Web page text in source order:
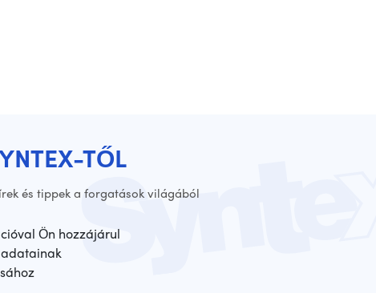
TŐL
és tippek a forgatások világából
Ön hozzájárul